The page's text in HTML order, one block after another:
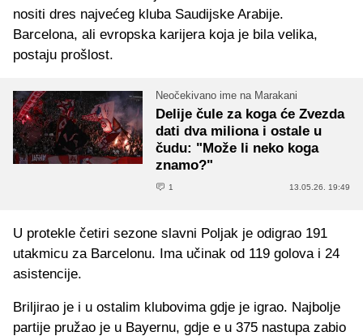
nositi dres najvećeg kluba Saudijske Arabije.
Barcelona, ali evropska karijera koja je bila velika,
postaju prošlost.
Neočekivano ime na Marakani
Delije čule za koga će Zvezda
dati dva miliona i ostale u
čudu: "Može li neko koga
znamo?"
1 13.05.26. 19:49
U protekle četiri sezone slavni Poljak je odigrao 191
utakmicu za Barcelonu. Ima učinak od 119 golova i 24
asistencije.
Briljirao je i u ostalim klubovima gdje je igrao. Najbolje
partije pružao je u Bayernu, gdje e u 375 nastupa zabio